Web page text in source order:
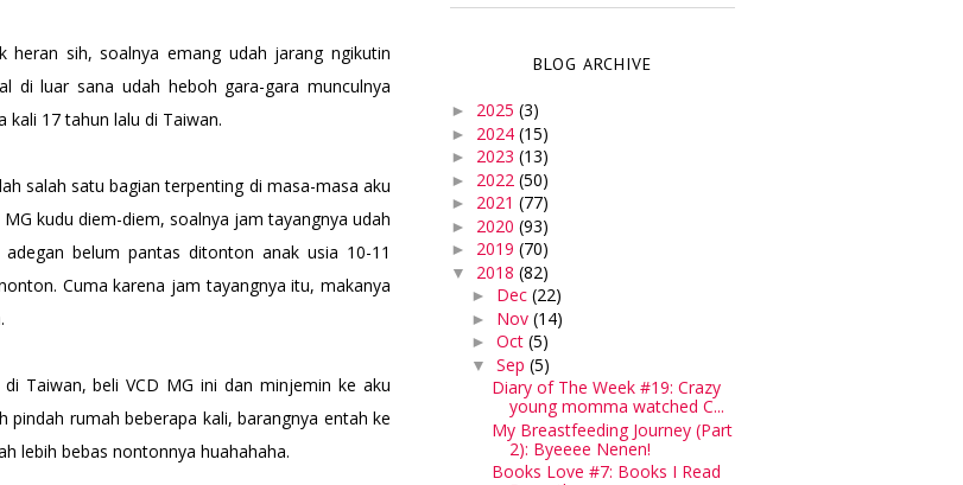
sih, soalnya emang udah jarang ngikutin
di luar sana udah heboh gara-gara munculnya
17 tahun lalu di Taiwan.
salah satu bagian terpenting di masa-masa aku
kudu diem-diem, soalnya jam tayangnya udah
belum pantas ditonton anak usia 10-11
Cuma karena jam tayangnya itu, makanya
Taiwan, beli VCD MG ini dan minjemin ke aku
pindah rumah beberapa kali, barangnya entah ke
lebih bebas nontonnya huahahaha.
BLOG ARCHIVE
► 2025 (3)
► 2024 (15)
► 2023 (13)
► 2022 (50)
► 2021 (77)
► 2020 (93)
► 2019 (70)
▼ 2018 (82)
► Dec (22)
► Nov (14)
► Oct (5)
▼ Sep (5)
Diary of The Week #19: Crazy
young momma watched C...
My Breastfeeding Journey (Part
2): Byeeee Nenen!
Books Love #7: Books I Read